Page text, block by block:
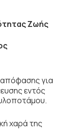
Ζωής
απόφασης για
εντός
χαρά της